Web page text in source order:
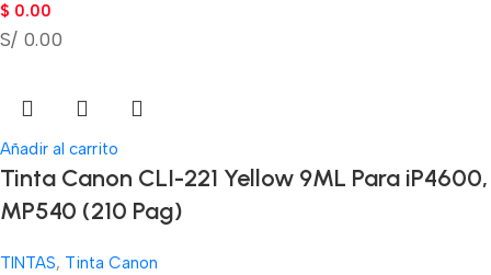
$ 0.00
S/ 0.00
Añadir al carrito
Tinta Canon CLI-221 Yellow 9ML Para iP4600,
MP540 (210 Pag)
TINTAS, Tinta Canon